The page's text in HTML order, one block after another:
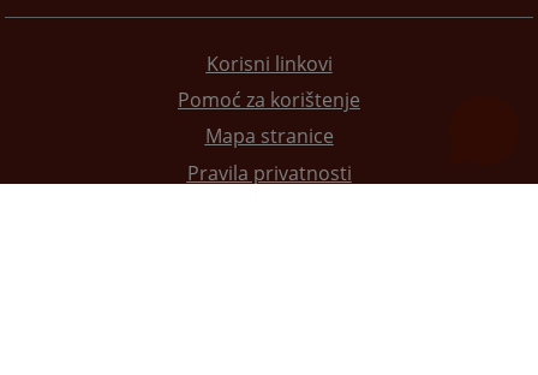
Korisni linkovi
Pomoć za korištenje
Mapa stranice
Pravila privatnosti